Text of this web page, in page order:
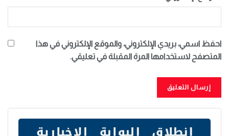
احفظ اسمي، بريدي الإلكتروني، والموقع الإلكتروني في هذا
المتصفح لاستخدامها المرة المقبلة في تعليقي.